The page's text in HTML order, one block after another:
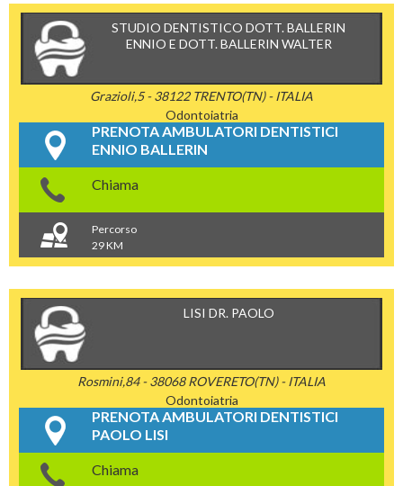
STUDIO DENTISTICO DOTT. BALLERIN
ENNIO E DOTT. BALLERIN WALTER
Grazioli,5 - 38122 TRENTO(TN) - ITALIA
Odontoiatria
PRENOTA AMBULATORI DENTISTICI
ENNIO BALLERIN
Chiama
Percorso
29 KM
LISI DR. PAOLO
Rosmini,84 - 38068 ROVERETO(TN) - ITALIA
Odontoiatria
PRENOTA AMBULATORI DENTISTICI
PAOLO LISI
Chiama